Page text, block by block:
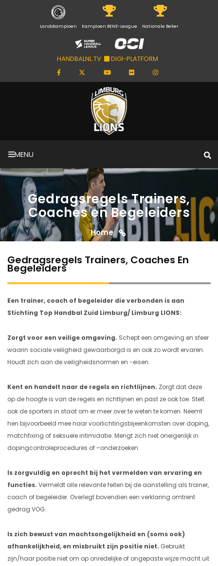
Landskampioen Kampioen BENE-League Nationale Beker
HANDBALNL.TV DIGI-PLATFORM
MENU
Gedragsregels Trainers,
Coaches en Begeleiders
Home
Gedragsregels Trainers, Coaches en
Begeleiders
Gedragsregels Trainers, Coaches En
Begeleiders
Een trainer, coach of begeleider die verbonden is aan
Stichting Top Handbal Zuid Limburg/ Limburg LIONS:
Zorgt voor een veilige omgeving. Schept een omgeving en sfeer
waarin sociale veiligheid gewaarborgd is en ook zo wordt ervaren.
Houdt zich aan de veiligheidsnormen en -eisen.
Kent en handelt naar de regels en richtlijnen. Zorgt dat deze
op de hoogte is van de regels en richtlijnen en past ze ook toe. Stelt
ook de sporters in staat om er meer over te weten te komen. Neemt
hen bijvoorbeeld mee naar voorlichtingsbijeenkomsten over doping,
matchfixing of seksuele intimidatie. Mengt zich niet oneigenlijk in
dopingcontroleprocedures of –onderzoeken.
Is zorgvuldig en oprecht bij het vermelden van ervaring en
functies. Vermeldt alle relevante feiten bij de aanstelling als trainer,
coach of begeleider. Overlegt bovendien een verklaring omtrent
gedrag VOG.
Is zich bewust van machtsongelijkheid en (soms ook)
afhankelijkheid, en misbruikt zijn positie niet. Gebruikt
zijn/haar positie niet om op onredelijke of ongepaste wijze macht uit